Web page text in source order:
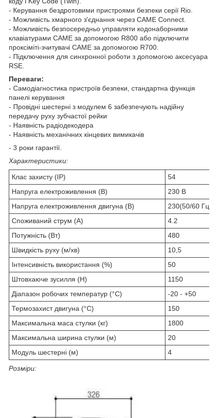
- Керування бездротовими пристроями безпеки серії Rio.
- Можливість хмарного з'єднання через CAME Connect.
- Можливість безпосередньо управляти кодонаборними
клавіатурами CAME за допомогою R800 або підключити
проксіміті-зчитувачі CAME за допомогою R700.
- Підключення для синхронної роботи з допомогою аксесуара
RSE.
Переваги:
- Самодіагностика пристроїв безпеки, стандартна функція
панелі керування
- Провідні шестерні з модулем 6 забезпечують надійну
передачу руху зубчастої рейки
- Наявність радіодекодера
- Наявність механічних кінцевих вимикачів
- 3 роки гарантії.
Характеристики:
Клас захисту (IP)
54
Напруга електроживлення (В)
230 В
Напруга електроживлення двигуна (В)
230(50/60 Гц) В
Споживаний струм (А)
4.2
Потужність (Вт)
480
Швидкість руху (м/хв)
10,5
Інтенсивність використання (%)
50
Штовхаюче зусилля (Н)
1150
Діапазон робочих температур (°C)
-20 - +50
Термозахист двигуна (°C)
150
Максимальна маса стулки (кг)
1800
Максимальна ширина стулки (м)
20
Модуль шестерні (м)
4
Розміри: